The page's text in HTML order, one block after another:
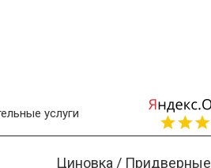
Циновка / Придверные
услуги